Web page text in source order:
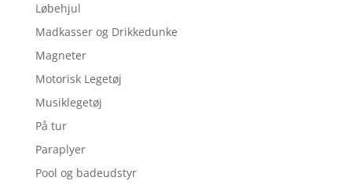
Løbehjul
Madkasser og Drikkedunke
Magneter
Motorisk Legetøj
Musiklegetøj
På tur
Paraplyer
Pool og badeudstyr